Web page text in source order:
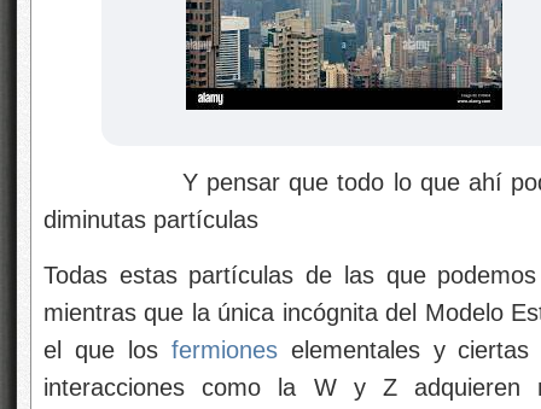
Y pensar que todo lo que ahí
diminutas partículas
Todas estas partículas de las que
mientras que la única incógnita del Modelo
el que los fermioneselementales y ciertas
interacciones como la W y Z adquieren